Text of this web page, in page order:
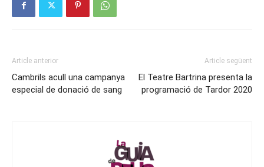
Article anterior
Cambrils acull una campanya
especial de donació de sang
Article següent
El Teatre Bartrina presenta la
programació de Tardor 2020